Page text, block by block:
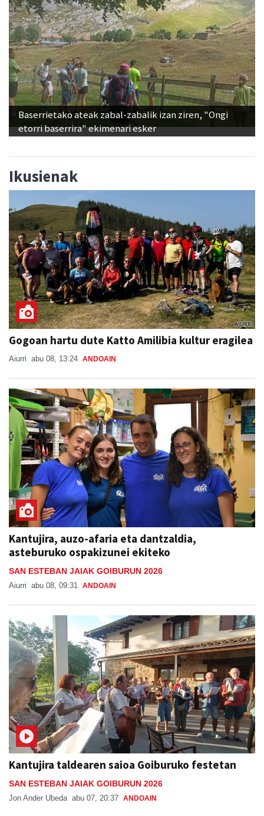
Baserrietako ateak zabal-zabalik izan ziren, "Ongi
etorri baserrira" ekimenari esker
Ikusienak
Gogoan hartu dute Katto Amilibia kultur eragilea
Aiurri abu 08, 13:24 ANDOAIN
Kantujira, auzo-afaria eta dantzaldia,
asteburuko ospakizunei ekiteko
SAN ESTEBAN JAIAK GOIBURUN 2026
Aiurri abu 08, 09:31 ANDOAIN
Kantujira taldearen saioa Goiburuko festetan
SAN ESTEBAN JAIAK GOIBURUN 2026
Jon Ander Ubeda abu 07, 20:37 ANDOAIN